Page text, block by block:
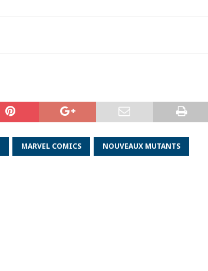
MARVEL COMICS NOUVEAUX MUTANTS